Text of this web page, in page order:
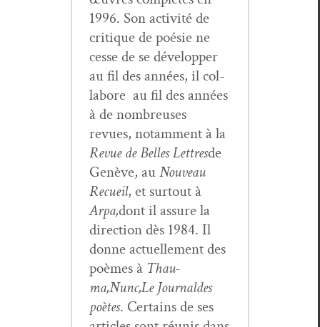
1996. Son activ­ité de
cri­tique de poésie ne
cesse de se dévelop­per
au fil des années, il col­
la­bore au fil des années
à de nom­breuses
revues, notam­ment à la
Revue de Belles Let­tresde
Genève, auNou­veau
Recueil, et surtout à
Arpa,dont il assure la
direc­tion dès 1984. Il
donne actuelle­ment des
poèmes à Thau­
ma,Nunc,Le Jour­naldes
poètes. Cer­tains de ses